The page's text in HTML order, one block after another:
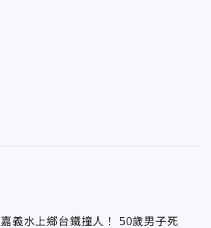
嘉義水上鄉台鐵撞人！ 50歲男子死